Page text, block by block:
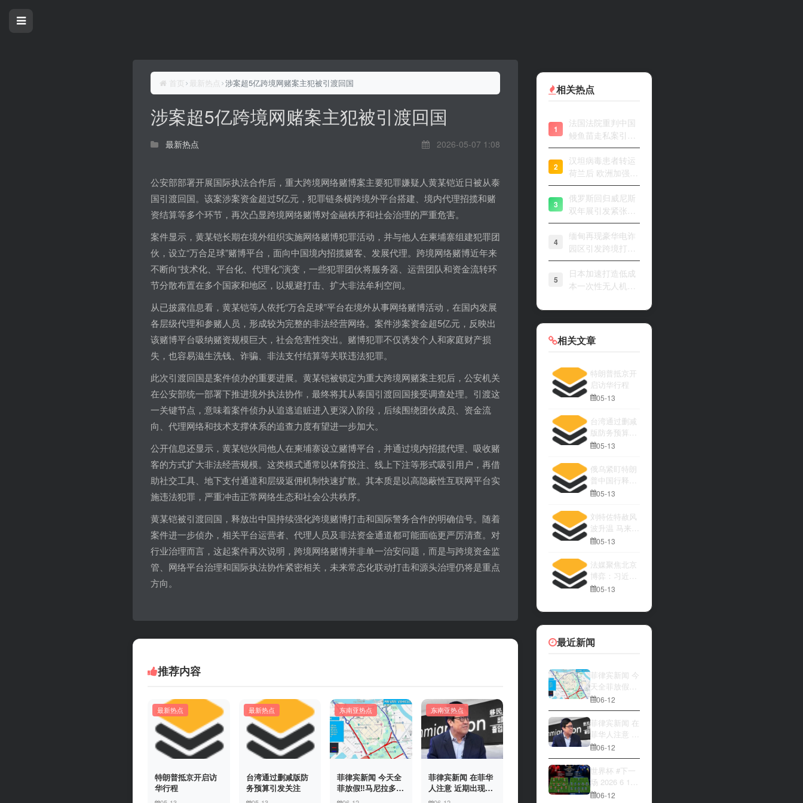
首页 最新热点 涉案超5亿跨境网赌案主犯被引渡回国
涉案超5亿跨境网赌案主犯被引渡回国
最新热点 2026-05-07 1:08
公安部部署开展国际执法合作后，重大跨境网络赌博案主要犯罪嫌疑人黄某铠近日被从泰
国引渡回国。该案涉案资金超过5亿元，犯罪链条横跨境外平台搭建、境内代理招揽和赌
资结算等多个环节，再次凸显跨境网络赌博对金融秩序和社会治理的严重危害。
案件显示，黄某铠长期在境外组织实施网络赌博犯罪活动，并与他人在柬埔寨组建犯罪团
伙，设立“万合足球”赌博平台，面向中国境内招揽赌客、发展代理。跨境网络赌博近年来
不断向“技术化、平台化、代理化”演变，一些犯罪团伙将服务器、运营团队和资金流转环
节分散布置在多个国家和地区，以规避打击、扩大非法牟利空间。
从已披露信息看，黄某铠等人依托“万合足球”平台在境外从事网络赌博活动，在国内发展
各层级代理和参赌人员，形成较为完整的非法经营网络。案件涉案资金超5亿元，反映出
该赌博平台吸纳赌资规模巨大，社会危害性突出。赌博犯罪不仅诱发个人和家庭财产损
失，也容易滋生洗钱、诈骗、非法支付结算等关联违法犯罪。
此次引渡回国是案件侦办的重要进展。黄某铠被锁定为重大跨境网赌案主犯后，公安机关
在公安部统一部署下推进境外执法协作，最终将其从泰国引渡回国接受调查处理。引渡这
一关键节点，意味着案件侦办从追逃追赃进入更深入阶段，后续围绕团伙成员、资金流
向、代理网络和技术支撑体系的追查力度有望进一步加大。
公开信息还显示，黄某铠伙同他人在柬埔寨设立赌博平台，并通过境内招揽代理、吸收赌
客的方式扩大非法经营规模。这类模式通常以体育投注、线上下注等形式吸引用户，再借
助社交工具、地下支付通道和层级返佣机制快速扩散。其本质是以高隐蔽性互联网平台实
施违法犯罪，严重冲击正常网络生态和社会公共秩序。
黄某铠被引渡回国，释放出中国持续强化跨境赌博打击和国际警务合作的明确信号。随着
案件进一步侦办，相关平台运营者、代理人员及非法资金通道都可能面临更严厉清查。对
行业治理而言，这起案件再次说明，跨境网络赌博并非单一治安问题，而是与跨境资金监
管、网络平台治理和国际执法协作紧密相关，未来常态化联动打击和源头治理仍将是重点
方向。
推荐内容
最新热点
特朗普抵京开启访
华行程
最新热点
台湾通过删减版防
务预算引发关注
东南亚热点
菲律宾新闻 今天全
菲放假‼️马尼拉多地
封路
东南亚热点
菲律宾新闻 在菲华
人注意 近期出现假
冒移民局执法人员
相关热点
1
法国法院重判中国
鳗鱼苗走私案引关
注
2
汉坦病毒患者转运
荷兰后 欧洲加强风
险评估
3
俄罗斯回归威尼斯
双年展引发紧张开
幕
4
缅甸再现豪华电诈
园区引发跨境打击
关注
5
日本加速打造低成
本一次性无人机战
相关文章
特朗普抵京开
启访华行程
05-13
台湾通过删减
版防务预算引
发关注
05-13
俄乌紧盯特朗
普中国行释放
何种信号
05-13
刘特佐特赦风
波升温 马来西
亚内阁将讨论
05-13
法媒聚焦北京
博弈：习近平
与特朗普隔空
05-13
最近新闻
菲律宾新闻 今
天全菲放假‼️
马尼拉多地封
路
06-12
菲律宾新闻 在
菲华人注意 近
期出现假冒移
民局执法人员
上门敲诈案
件，已有多人
举报中招
06-12
世界杯 #下一
场 2026 6 12
15:00整 加拿
06-12